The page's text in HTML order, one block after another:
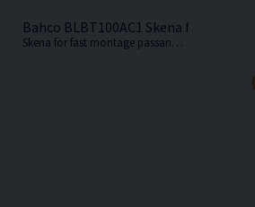
Bahco BLBT100AC1 Skena för BLBT100
Skena för fast montage passande testinstrument BLBT100 från Bahco.